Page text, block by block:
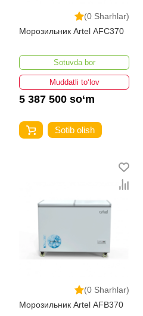
(0 Sharhlar)
Морозильник Artel AFC370
Sotuvda bor
Muddatli to‘lov
5 387 500 so‘m
Sotib olish
(0 Sharhlar)
Морозильник Artel AFB370